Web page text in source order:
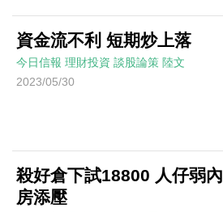
資金流不利 短期炒上落
今日信報 理財投資 談股論策 陸文
2023/05/30
殺好倉下試18800 人仔弱內
房添壓